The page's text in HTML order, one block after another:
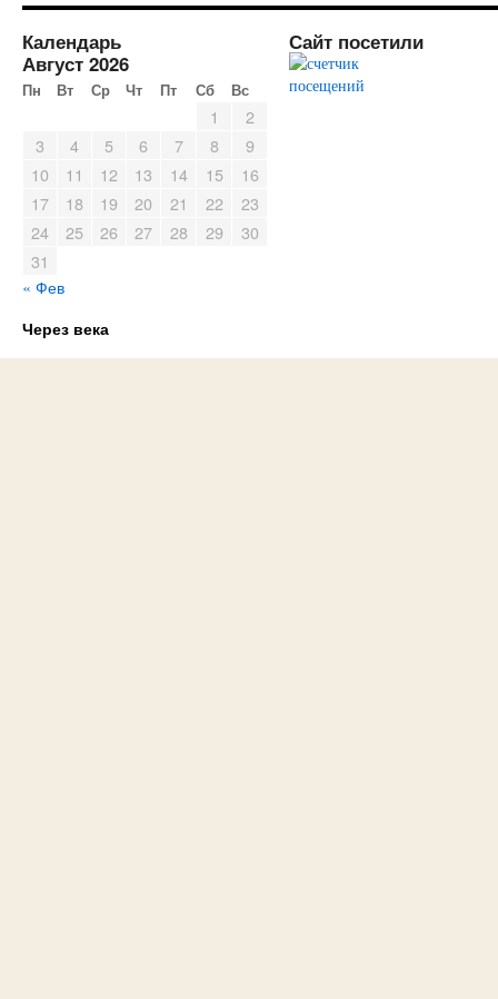
Календарь
Август 2026
Пн Вт Ср Чт Пт Сб Вс
1
2
3
4 5 6 7 8
9
10
11 12 13 14 15
16
17
18 19 20 21 22
23
24
25 26 27 28 29
30
31
« Фев
Сайт посетили
Через века